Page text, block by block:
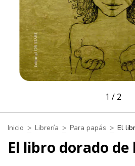
1 / 2
Inicio > Librería > Para papás > El
El libro dorado de